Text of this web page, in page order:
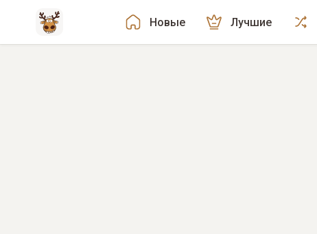
Новые Лучшие